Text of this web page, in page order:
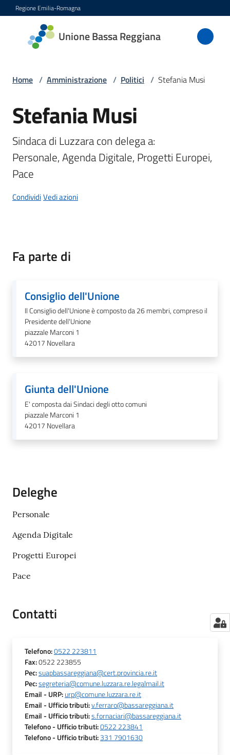
Vai al contenuto
Vai alla navigazione
Vai al footer
Regione Emilia-Romagna
Unione Bassa Reggiana
Unione
Bassa
Amministrazione
Menu selezionato
Novità
Vivere
argomenti...
Seguici
su
Home / Amministrazione / Politici / Stefania Musi
Salta al contenuto
Stefania Musi
Sindaca di Luzzara con delega a:
Personale, Agenda Digitale, Progetti Europei,
Pace
CondividiVedi azioni
Fa parte di
Consiglio dell'Unione
Il Consiglio dell'Unione è composto da 26 membri, compreso il
Presidente dell'Unione
piazzale Marconi 1
42017 Novellara
Giunta dell'Unione
E' composta dai Sindaci degli otto comuni
piazzale Marconi 1
42017 Novellara
Deleghe
Personale
Agenda Digitale
Progetti Europei
Pace
Contatti
Telefono:0522 223811
Fax:0522 223855
Pec:suapbassareggiana@cert.provincia.re.it
Pec:segreteria@comune.luzzara.re.legalmail.it
Email- URP:urp@comune.luzzara.re.it
Email- Ufficio tributi:v.ferraro@bassareggiana.it
Email- Ufficio tributi:s.fornaciari@bassareggiana.it
Telefono- Ufficio tributi:0522 223841
Telefono- Ufficio tributi:331 7901630